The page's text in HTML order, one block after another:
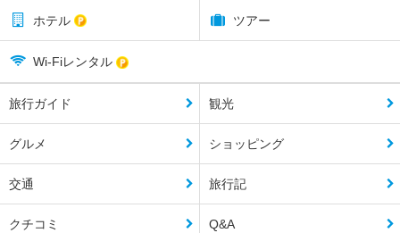
ホテル ツアー
Wi-Fiレンタル
旅行ガイド 観光
グルメ ショッピング
交通 旅行記
クチコミ Q&A